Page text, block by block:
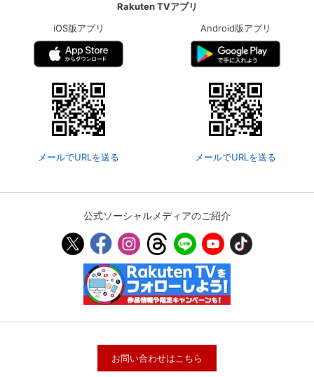
Rakuten TVアプリ
iOS版アプリ
メールでURLを送る
Android版アプリ
メールでURLを送る
公式ソーシャルメディアのご紹介
お問い合わせはこちら